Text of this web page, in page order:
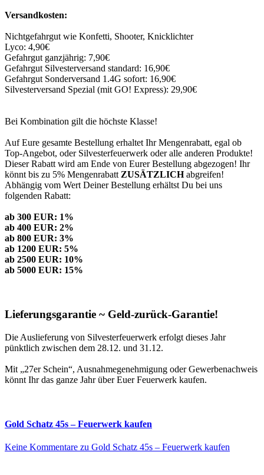
Versandkosten:
Nichtgefahrgut wie Konfetti, Shooter, Knicklichter
Lyco: 4,90€
Gefahrgut ganzjährig: 7,90€
Gefahrgut Silvesterversand standard: 16,90€
Gefahrgut Sonderversand 1.4G sofort: 16,90€
Silvesterversand Spezial (mit GO! Express): 29,90€
Bei Kombination gilt die höchste Klasse!
Auf Eure gesamte Bestellung erhaltet Ihr Mengenrabatt, egal ob
Top-Angebot, oder Silvesterfeuerwerk oder alle anderen Produkte!
Dieser Rabatt wird am Ende von Eurer Bestellung abgezogen! Ihr
könnt bis zu 5% Mengenrabatt ZUSÄTZLICHabgreifen!
Abhängig vom Wert Deiner Bestellung erhältst Du bei uns
folgenden Rabatt:
ab 300 EUR: 1%
ab 400 EUR: 2%
ab 800 EUR: 3%
ab 1200 EUR: 5%
ab 2500 EUR: 10%
ab 5000 EUR: 15%
Lieferungsgarantie ~ Geld-zurück-Garantie!
Die Auslieferung von Silvesterfeuerwerk erfolgt dieses Jahr
pünktlich zwischen dem 28.12. und 31.12.
Mit „27er Schein“, Ausnahmegenehmigung oder Gewerbenachweis
könnt Ihr das ganze Jahr über Euer Feuerwerk kaufen.
Gold Schatz 45s – Feuerwerk kaufen
Keine Kommentare zu Gold Schatz 45s – Feuerwerk kaufen